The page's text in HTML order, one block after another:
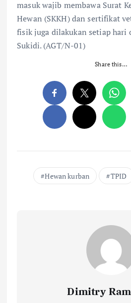
masuk wajib membawa Surat
Hewan (SKKH) dan sertifikat
fisik juga dilakukan setiap hari
Sukidi. (AGT/N-01)
Share this…
Hewan kurban TPID
Dimitry